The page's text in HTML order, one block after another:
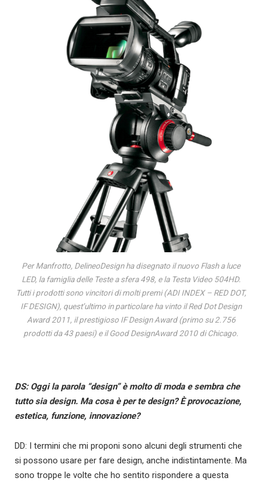
Per Manfrotto, DelineoDesign ha disegnato il nuovo Flash a luce
LED, la famiglia delle Teste a sfera 498, e la Testa Video 504HD.
Tutti i prodotti sono vincitori di molti premi (ADI INDEX – RED DOT,
IF DESIGN), quest’ultimo in particolare ha vinto il Red Dot Design
Award 2011, il prestigioso IF Design Award (primo su 2.756
prodotti da 43 paesi) e il Good DesignAward 2010 di Chicago.
DS: Oggi la parola “design” è molto di moda e sembra che
tutto sia design. Ma cosa è per te design? È provocazione,
estetica, funzione, innovazione?
DD: I termini che mi proponi sono alcuni degli strumenti che
si possono usare per fare design, anche indistintamente. Ma
sono troppe le volte che ho sentito rispondere a questa